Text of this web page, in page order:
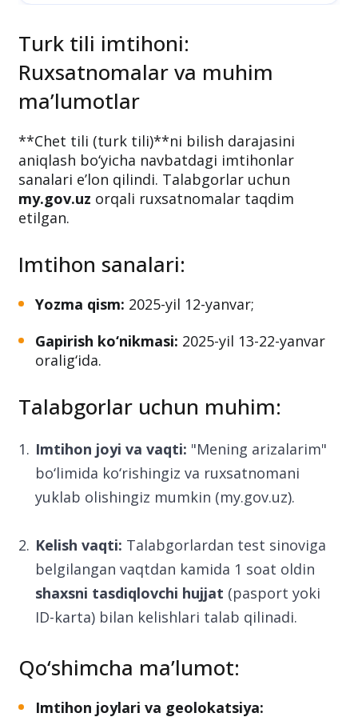
Turk tili imtihoni:
maʼlumotlar
**Chet tili (turk tili)**ni bilish darajasini
aniqlash bo‘yicha navbatdagi imtihonlar
my.gov.uz
orqali ruxsatnomalar taqdim
etilgan.
Imtihon sanalari:
Yozma qism:
Gapirish ko‘nikmasi:
2025-yil 13-22-yanvar
oralig‘ida.
Talabgorlar uchun muhim:
Imtihon joyi va vaqti:"Mening arizalarim"
yuklab olishingiz mumkin (my.gov.uz).
Kelish vaqti:Talabgorlardan test sinoviga
belgilangan vaqtdan kamida 1 soat oldin
ID-karta) bilan kelishlari talab qilinadi.